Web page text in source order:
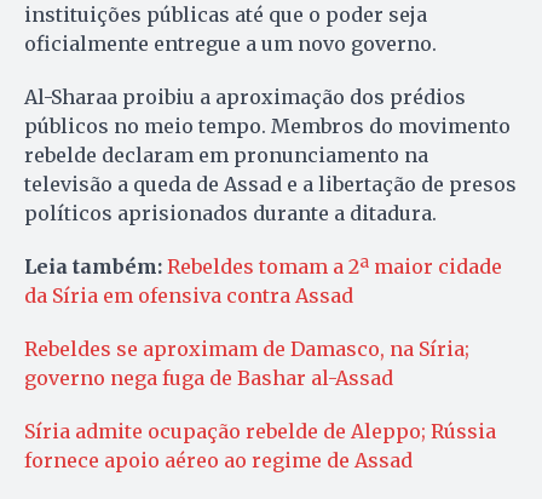
instituições públicas até que o poder seja
oficialmente entregue a um novo governo.
Al-Sharaa proibiu a aproximação dos prédios
públicos no meio tempo. Membros do movimento
rebelde declaram em pronunciamento na
televisão a queda de Assad e a libertação de presos
políticos aprisionados durante a ditadura.
Leia também: Rebeldes tomam a 2ª maior cidade
da Síria em ofensiva contra Assad
Rebeldes se aproximam de Damasco, na Síria;
governo nega fuga de Bashar al-Assad
Síria admite ocupação rebelde de Aleppo; Rússia
fornece apoio aéreo ao regime de Assad